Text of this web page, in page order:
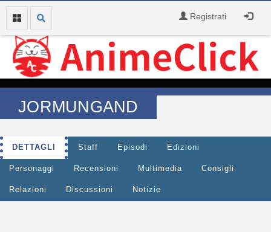
Registrati
JORMUNGAND
DETTAGLI Staff Episodi Edizioni
Personaggi Recensioni Multimedia Consigli
Relazioni Discussioni Notizie